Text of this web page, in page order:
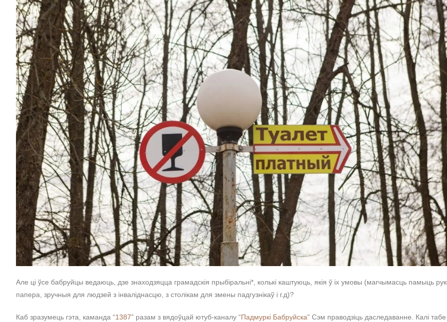
Але ці ўсе бабруйцы ведаюць, дзе знаходзяцца грамадскія прыбіральні*, колькі каштуюць, якія ў іх умовы (магчымасць памыць рукі,
папера, зручныя для людзей з інваліднасцю, з столікам для змены падгузнікаў і г.д)?
Каб зразумець гэта, каманда “1387” разам з вядоўцай ютуб-каналу “Падмуркі Бабруйска” Сэм праводзіць даследаванне. Калі табе